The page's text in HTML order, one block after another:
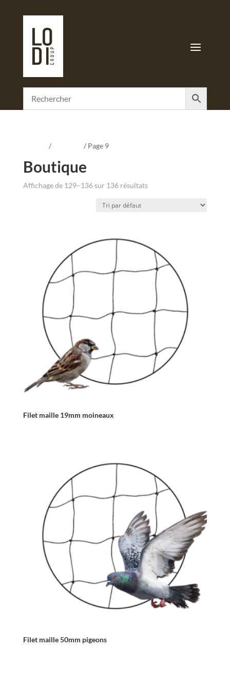
/ / Page 9
Boutique
Affichage de 129–136 sur 136 résultats
Filet maille 19mm moineaux
Filet maille 50mm pigeons